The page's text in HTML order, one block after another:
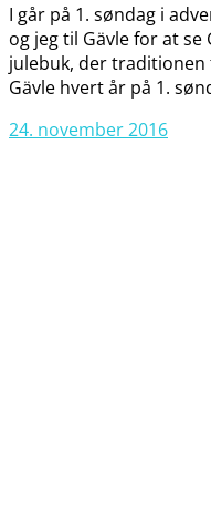
I går på 1. søndag i
og jeg til Gävle for at se
julebuk, der
Gävle hvert år på 1.
24. november 2016